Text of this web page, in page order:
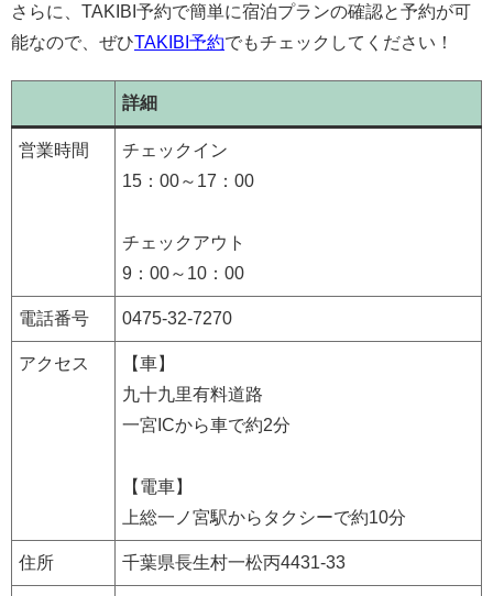
さらに、TAKIBI予約で簡単に宿泊プランの確認と予約が可
能なので、ぜひTAKIBI予約でもチェックしてください！
詳細
営業時間
チェックイン
15：00～17：00
チェックアウト
9：00～10：00
電話番号 0475-32-7270
アクセス
【車】
九十九里有料道路
一宮ICから車で約2分
【電車】
上総一ノ宮駅からタクシーで約10分
住所 千葉県長生村一松丙4431-33